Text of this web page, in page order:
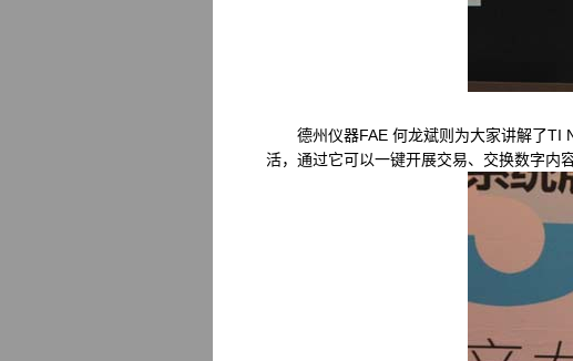
德州仪器FAE 何龙斌则为大家讲解了TI
活，通过它可以一键开展交易、交换数字内